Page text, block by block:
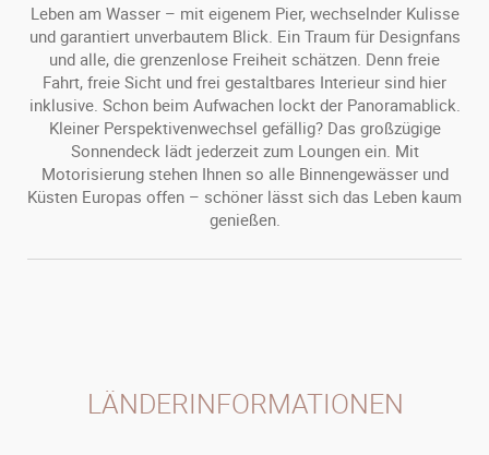
Leben am Wasser – mit eigenem Pier, wechselnder Kulisse
und garantiert unverbautem Blick. Ein Traum für Designfans
und alle, die grenzenlose Freiheit schätzen. Denn freie
Fahrt, freie Sicht und frei gestaltbares Interieur sind hier
inklusive. Schon beim Aufwachen lockt der Panoramablick.
Kleiner Perspektivenwechsel gefällig? Das großzügige
Sonnendeck lädt jederzeit zum Loungen ein. Mit
Motorisierung stehen Ihnen so alle Binnengewässer und
Küsten Europas offen – schöner lässt sich das Leben kaum
genießen.
LÄNDERINFORMATIONEN